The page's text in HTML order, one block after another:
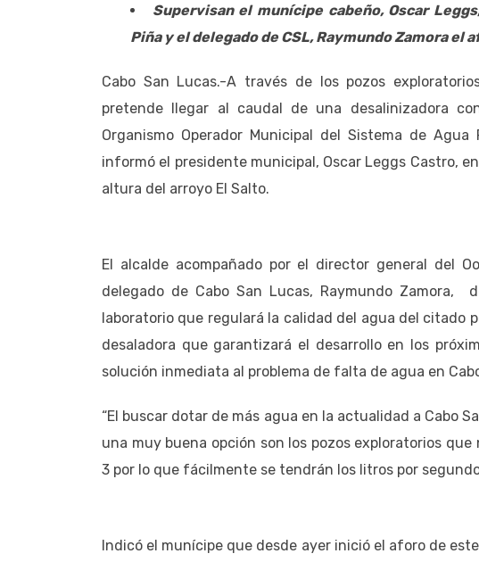
Supervisan el munícipe cabeño, Oscar
Piña y el delegado de CSL, Raymundo Zamora el
Cabo San Lucas.-A través de los pozos
pretende llegar al caudal de una desalinizadora
Organismo Operador Municipal del Sistema de
informó el presidente municipal, Oscar Leggs Castro,
altura del arroyo El Salto.
El alcalde acompañado por el director general del
delegado de Cabo San Lucas, Raymundo
laboratorio que regulará la calidad del agua del citado
desaladora que garantizará el desarrollo en los
solución inmediata al problema de falta de agua en
“El buscar dotar de más agua en la actualidad a Cabo
una muy buena opción son los pozos exploratorios
3 por lo que fácilmente se tendrán los litros por
Indicó el munícipe que desde ayer inició el aforo de